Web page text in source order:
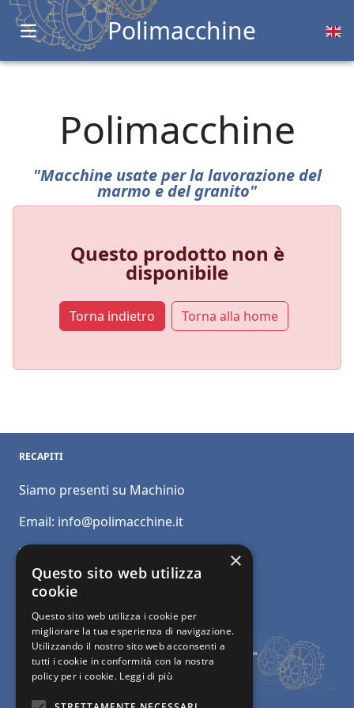
Open main menuPolimacchine
Polimacchine
"Macchine usate per la lavorazione del
marmo e del granito"
Questo prodotto non è
disponibile
Torna indietro Torna alla home
RECAPITI
Siamo presenti su Machinio
Email: info@polimacchine.it
Telefono:
Mobile:+39 348 5110011
×
Questo sito web utilizza
cookie
Questo sito web utilizza i cookie per
migliorare la tua esperienza di navigazione.
Utilizzando il nostro sito web acconsenti a
tutti i cookie in conformità con la nostra
policy per i cookie. Leggi di più